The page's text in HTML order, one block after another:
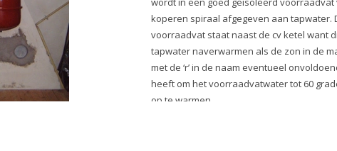
Het loopt al 16 jaar op rolletjes. Het apparaat
uitstoot. Een zonneboiler is bepaald
klimaatvriendelijk. Per jaar scheelt het 100
kubieke meter (tweepersoonshuishouden) tot
150 kubieke meter aardgas.